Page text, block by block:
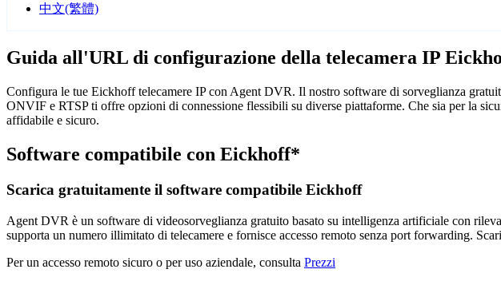
中文(繁體)
Guida all'URL di configurazione della telecamera IP
Configura le tue Eickhoff telecamere IP con Agent DVR. Il nostro software di sorveglianza
ONVIF e RTSP ti offre opzioni di connessione flessibili su diverse piattaforme. Che sia per la
affidabile e sicuro.
Software compatibile con Eickhoff*
Scarica gratuitamente il software compatibile Eickhoff
Agent DVR è un software di videosorveglianza gratuito basato su intelligenza artificiale con
supporta un numero illimitato di telecamere e fornisce accesso remoto senza port forwarding.
Per un accesso remoto sicuro o per uso aziendale, consulta Prezzi